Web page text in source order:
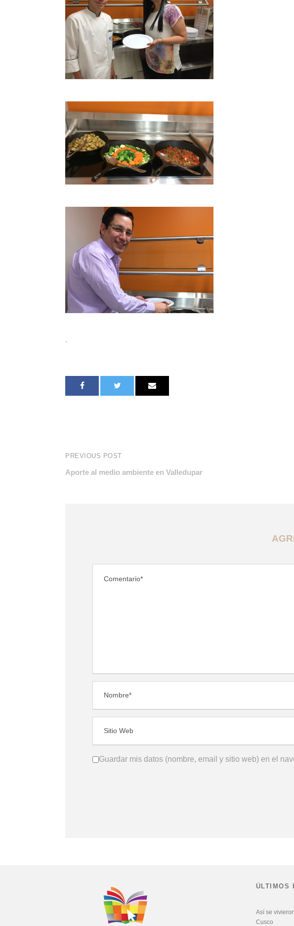
.
PREVIOUS POST
Aporte al medio ambiente en Valledupar
Guardar mis datos (nombre, email y sitio web) en el
ÚLTIMOS
Así se
Cusco